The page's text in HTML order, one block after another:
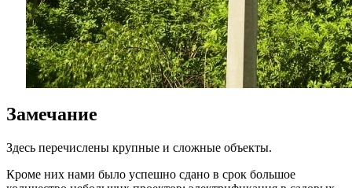
Замечание
Здесь перечислены крупные и сложные объекты.
Кроме них нами было успешно сдано в срок большое